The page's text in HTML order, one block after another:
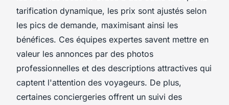
tarification dynamique, les prix sont ajustés selon
les pics de demande, maximisant ainsi les
bénéfices. Ces équipes expertes savent mettre en
valeur les annonces par des photos
professionnelles et des descriptions attractives qui
captent l'attention des voyageurs. De plus,
certaines conciergeries offrent un suivi des